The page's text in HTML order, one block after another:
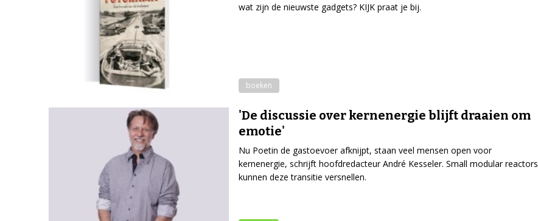
wat zijn de nieuwste gadgets? KIJK praat je bij.
boeken
'De discussie over kernenergie blijft draaien om
emotie'
Nu Poetin de gastoevoer afknijpt, staan veel mensen open voor
kernenergie, schrijft hoofdredacteur André Kesseler. Small modular reactors
kunnen deze transitie versnellen.